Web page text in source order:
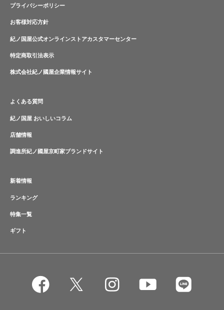
プライバシーポリシー
お客様対応方針
紀ノ国屋公式オンラインストアカスタマーセンター
特定商取引法表示
株式会社紀ノ國屋企業情報サイト
よくある質問
紀ノ国屋 おいしいコラム
店舗情報
調進所紀ノ國屋京町家ブランドサイト
新着情報
ランキング
特集一覧
ギフト